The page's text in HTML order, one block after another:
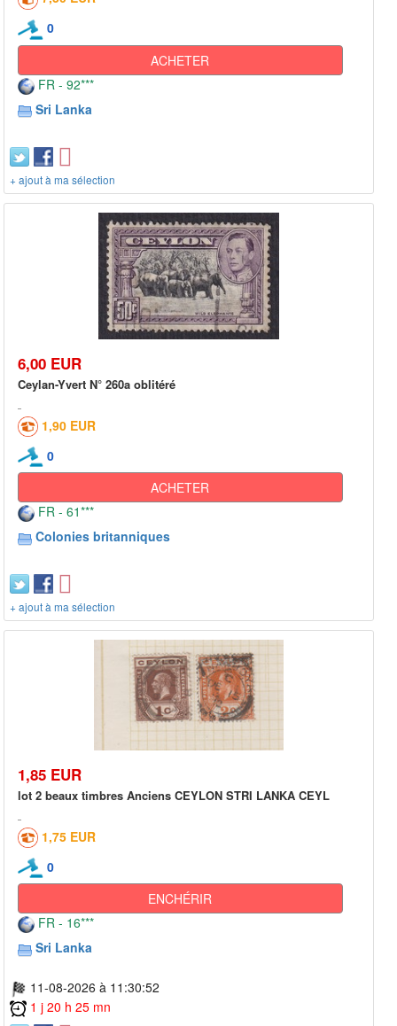
0
ACHETER
FR - 92***
Sri Lanka
+ ajout à ma sélection
6,00 EUR
Ceylan-Yvert N° 260a oblitéré
1,90 EUR
0
ACHETER
FR - 61***
Colonies britanniques
+ ajout à ma sélection
1,85 EUR
lot 2 beaux timbres Anciens CEYLON STRI LANKA CEYL
1,75 EUR
0
ENCHÉRIR
FR - 16***
Sri Lanka
11-08-2026 à 11:30:52
1 j 20 h 25 mn